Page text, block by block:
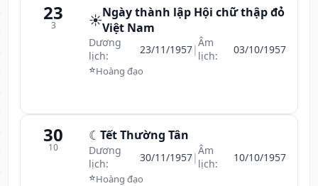
23
3 ☀️Ngày thành lập Hội chữ thập đỏ
Việt Nam
Dương
lịch:
23/11/1957|Âm
lịch:
03/10/1957
⭐Hoàng đạo
30
10
☾ Tết Thường Tân
Dương
lịch:
30/11/1957|Âm
lịch:
10/10/1957
⭐Hoàng đạo